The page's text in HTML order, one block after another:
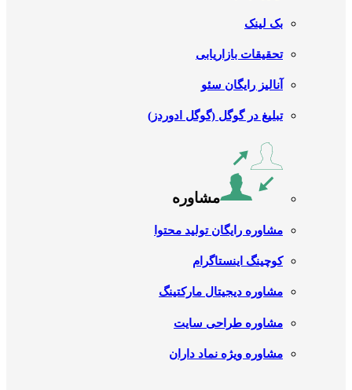
بک لینک
تحقیقات بازاریابی
آنالیز رایگان سئو
تبلیغ در گوگل (گوگل ادوردز)
مشاوره
مشاوره رایگان تولید محتوا
کوچینگ اینستاگرام
مشاوره دیجیتال مارکتینگ
مشاوره طراحی سایت
مشاوره ویژه نماد داران